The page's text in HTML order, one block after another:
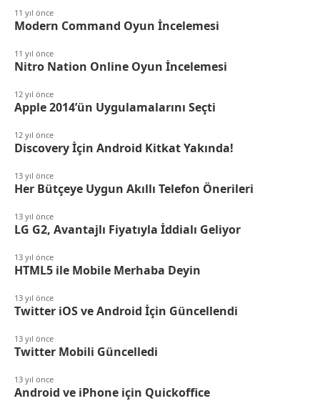
11 yıl önce
Modern Command Oyun İncelemesi
11 yıl önce
Nitro Nation Online Oyun İncelemesi
12 yıl önce
Apple 2014’ün Uygulamalarını Seçti
12 yıl önce
Discovery İçin Android Kitkat Yakında!
13 yıl önce
Her Bütçeye Uygun Akıllı Telefon Önerileri
13 yıl önce
LG G2, Avantajlı Fiyatıyla İddialı Geliyor
13 yıl önce
HTML5 ile Mobile Merhaba Deyin
13 yıl önce
Twitter iOS ve Android İçin Güncellendi
13 yıl önce
Twitter Mobili Güncelledi
13 yıl önce
Android ve iPhone için Quickoffice